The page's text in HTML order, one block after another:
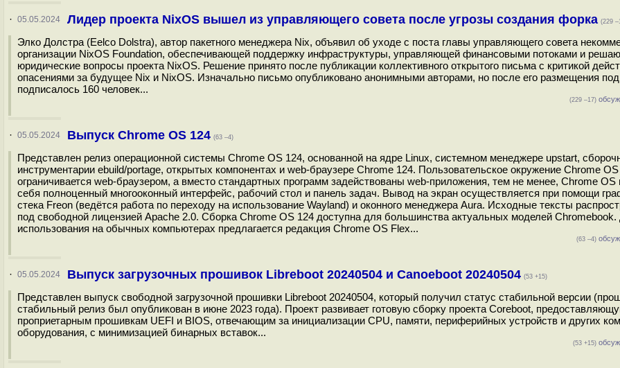
· 05.05.2024 Лидер проекта NixOS вышел из управляющего совета после угрозы создания форка (229
Элко Долстра (Eelco Dolstra), автор пакетного менеджера Nix, объявил об уходе с поста главы управляющего совета
организации NixOS Foundation, обеспечивающей поддержку инфраструктуры, управляющей финансовыми потоками и
юридические вопросы проекта NixOS. Решение принято после публикации коллективного открытого письма с критикой
опасениями за будущее Nix и NixOS. Изначально письмо опубликовано анонимными авторами, но после его размещения
подписалось 160 человек...
(229 –17)
· 05.05.2024 Выпуск Chrome OS 124 (63 –4)
Представлен релиз операционной системы Chrome OS 124, основанной на ядре Linux, системном менеджере upstart,
инструментарии ebuild/portage, открытых компонентах и web-браузере Chrome 124. Пользовательское окружение Chrome OS
ограничивается web-браузером, а вместо стандартных программ задействованы web-приложения, тем не менее, Chrome OS
себя полноценный многооконный интерфейс, рабочий стол и панель задач. Вывод на экран осуществляется при помощи
стека Freon (ведётся работа по переходу на использование Wayland) и оконного менеджера Aura. Исходные тексты
под свободной лицензией Apache 2.0. Сборка Chrome OS 124 доступна для большинства актуальных моделей Chromebook.
использования на обычных компьютерах предлагается редакция Chrome OS Flex...
(63 –4)
· 05.05.2024 Выпуск загрузочных прошивок Libreboot 20240504 и Canoeboot 20240504 (53 +15)
Представлен выпуск свободной загрузочной прошивки Libreboot 20240504, который получил статус стабильной версии
стабильный релиз был опубликован в июне 2023 года). Проект развивает готовую сборку проекта Coreboot,
проприетарным прошивкам UEFI и BIOS, отвечающим за инициализации CPU, памяти, периферийных устройств и других
оборудования, с минимизацией бинарных вставок...
(53 +15)